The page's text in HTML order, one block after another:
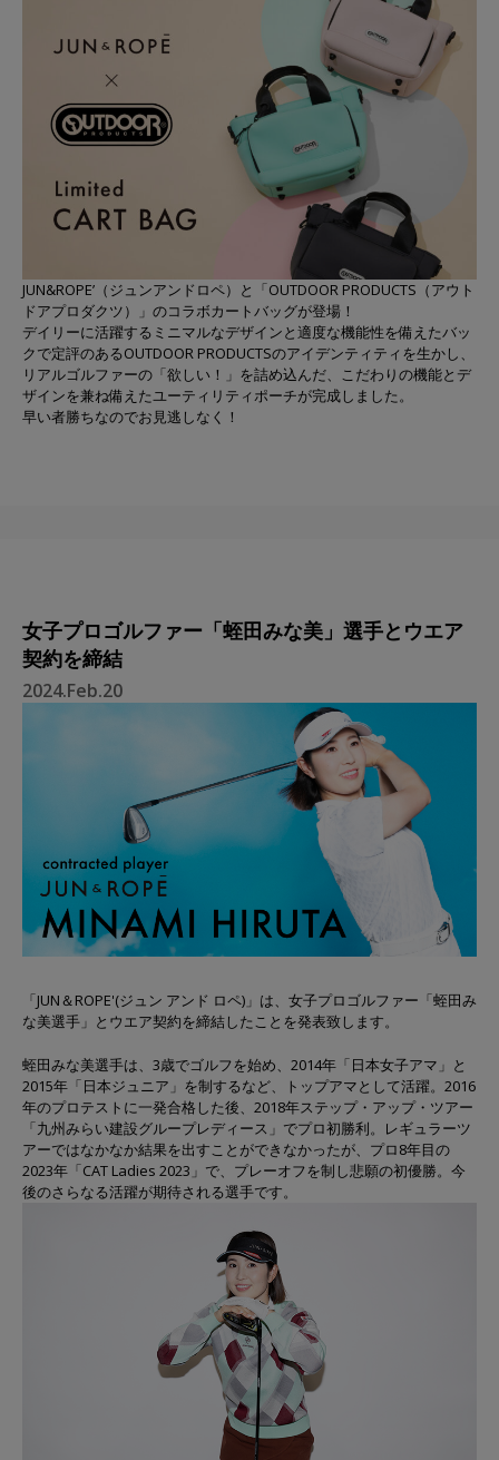
JUN&ROPE’（ジュンアンドロペ）と「OUTDOOR PRODUCTS（アウト
ドアプロダクツ）」のコラボカートバッグが登場！
デイリーに活躍するミニマルなデザインと適度な機能性を備えたバッ
クで定評のあるOUTDOOR PRODUCTSのアイデンティティを⽣かし、
リアルゴルファーの「欲しい！」を詰め込んだ、こだわりの機能とデ
ザインを兼ね備えたユーティリティポーチが完成しました。
早い者勝ちなのでお見逃しなく！
⼥⼦プロゴルファー「蛭⽥みな美」選⼿とウエア
契約を締結
2024.Feb.20
「JUN＆ROPE'(ジュン アンド ロペ)」は、⼥⼦プロゴルファー「蛭⽥み
な美選⼿」とウエア契約を締結したことを発表致します。
蛭⽥みな美選⼿は、3歳でゴルフを始め、2014年「⽇本⼥⼦アマ」と
2015年「⽇本ジュニア」を制するなど、トップアマとして活躍。2016
年のプロテストに⼀発合格した後、2018年ステップ・アップ・ツアー
「九州みらい建設グループレディース」でプロ初勝利。レギュラーツ
アーではなかなか結果を出すことができなかったが、プロ8年⽬の
2023年「CAT Ladies 2023」で、プレーオフを制し悲願の初優勝。今
後のさらなる活躍が期待される選手です。